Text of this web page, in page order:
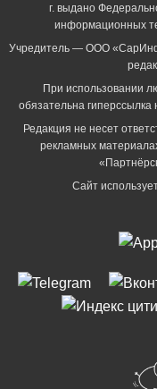
г. выдано
информационных
Учредитель — ООО
При использовании
обязательна гиперссылка
Редакция не несет
рекламных
Сайт